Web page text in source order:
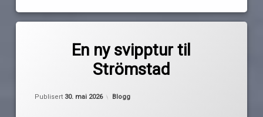
En ny svipptur til
Strömstad
Publisert 30. mai 2026
Oppdatert
Kategorier:
Blogg
lydisolasjon
kommentarer
til